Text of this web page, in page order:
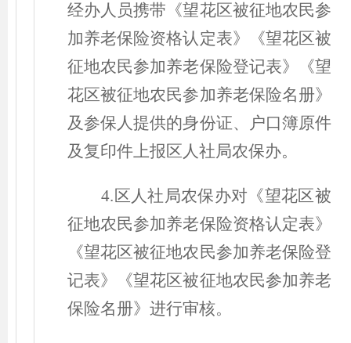
经办人员携带《望花区被征地农民参
加养老保险资格认定表》《望花区被
征地农民参加养老保险登记表》《望
花区被征地农民参加养老保险名册》
及参保人提供的身份证、户口簿原件
及复印件上报区人社局农保办。
4.区人社局农保办对《望花区被
征地农民参加养老保险资格认定表》
《望花区被征地农民参加养老保险登
记表》《望花区被征地农民参加养老
保险名册》进行审核。